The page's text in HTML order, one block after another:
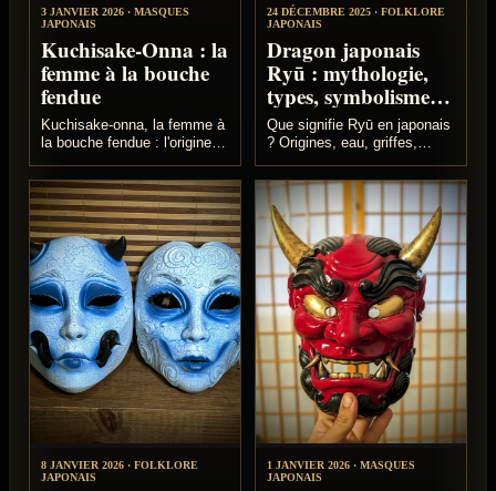
3 JANVIER 2026 · MASQUES
JAPONAIS
Kuchisake-Onna : la
femme à la bouche
fendue
Kuchisake-onna, la femme à
la bouche fendue : l'origine
piège, la panique de 1979 et
les méthodes de survie.
24 DÉCEMBRE 2025 · FOLKLORE
JAPONAIS
Dragon japonais
Ryū : mythologie,
types, symbolisme et
tatouage
Que signifie Ryū en japonais
? Origines, eau, griffes,
tatouage : le guide sourcé du
dragon japonais.
8 JANVIER 2026 · FOLKLORE
JAPONAIS
1 JANVIER 2026 · MASQUES
JAPONAIS